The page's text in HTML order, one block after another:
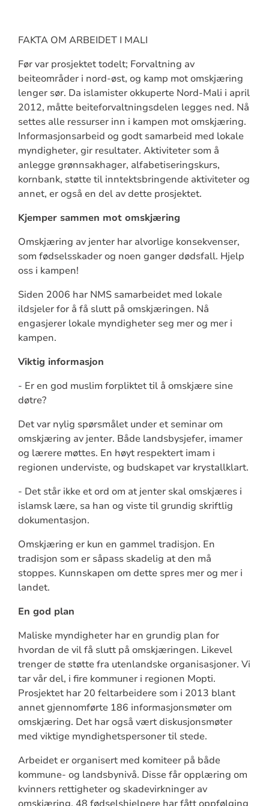
FAKTA OM ARBEIDET I MALI
Før var prosjektet todelt; Forvaltning av
beiteområder i nord-øst, og kamp mot omskjæring
lenger sør. Da islamister okkuperte Nord-Mali i april
2012, måtte beiteforvaltningsdelen legges ned. Nå
settes alle ressurser inn i kampen mot omskjæring.
Informasjonsarbeid og godt samarbeid med lokale
myndigheter, gir resultater. Aktiviteter som å
anlegge grønnsakhager, alfabetiseringskurs,
kornbank, støtte til inntektsbringende aktiviteter og
annet, er også en del av dette prosjektet.
Kjemper sammen mot omskjæring
Omskjæring av jenter har alvorlige konsekvenser,
som fødselsskader og noen ganger dødsfall. Hjelp
oss i kampen!
Siden 2006 har NMS samarbeidet med lokale
ildsjeler for å få slutt på omskjæringen. Nå
engasjerer lokale myndigheter seg mer og mer i
kampen.
Viktig informasjon
- Er en god muslim forpliktet til å omskjære sine
døtre?
Det var nylig spørsmålet under et seminar om
omskjæring av jenter. Både landsbysjefer, imamer
og lærere møttes. En høyt respektert imam i
regionen underviste, og budskapet var krystallklart.
- Det står ikke et ord om at jenter skal omskjæres i
islamsk lære, sa han og viste til grundig skriftlig
dokumentasjon.
Omskjæring er kun en gammel tradisjon. En
tradisjon som er såpass skadelig at den må
stoppes. Kunnskapen om dette spres mer og mer i
landet.
En god plan
Maliske myndigheter har en grundig plan for
hvordan de vil få slutt på omskjæringen. Likevel
trenger de støtte fra utenlandske organisasjoner. Vi
tar vår del, i fire kommuner i regionen Mopti.
Prosjektet har 20 feltarbeidere som i 2013 blant
annet gjennomførte 186 informasjonsmøter om
omskjæring. Det har også vært diskusjonsmøter
med viktige myndighetspersoner til stede.
Arbeidet er organisert med komiteer på både
kommune- og landsbynivå. Disse får opplæring om
kvinners rettigheter og skadevirkninger av